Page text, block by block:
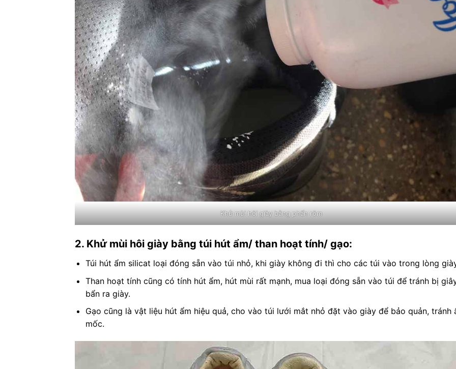
Khử mùi hôi giày bằng phấn rôm
2. Khử mùi hôi giày bằng túi hút ẩm/ than hoạt tính/ gạo:
Túi hút ẩm silicat loại đóng sẵn vào túi nhỏ, khi giày không đi thì cho các túi vào trong lòng
Than hoạt tính cũng có tính hút ẩm, hút mùi rất mạnh, mua loại đóng sẵn vào túi để tránh bị
bẩn ra giày.
Gạo cũng là vật liệu hút ẩm hiệu quả, cho vào túi lưới mắt nhỏ đặt vào giày để bảo quản, tránh
mốc.